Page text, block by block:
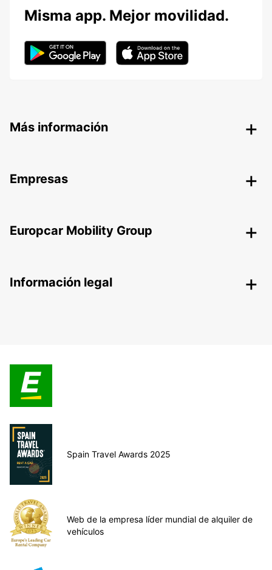
Misma app. Mejor movilidad.
Más información
Empresas
Europcar Mobility Group
Información legal
Spain Travel Awards 2025
Web de la empresa líder mundial de alquiler de
vehículos